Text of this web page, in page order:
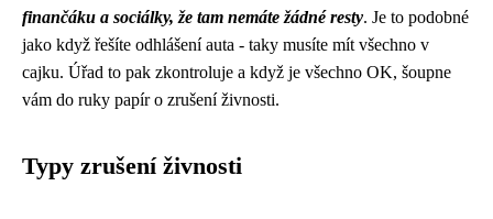
finančáku a sociálky, že tam nemáte žádné resty. Je to podobné
jako když řešíte odhlášení auta - taky musíte mít všechno v
cajku. Úřad to pak zkontroluje a když je všechno OK, šoupne
vám do ruky papír o zrušení živnosti.
Typy zrušení živnosti